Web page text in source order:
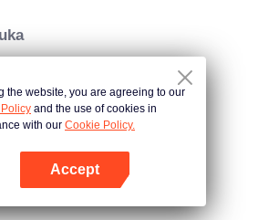
Loving The Lie
Forever Love
the website, you are agreeing to our
and the use of cookies in
with our Cookie Policy.
Accept